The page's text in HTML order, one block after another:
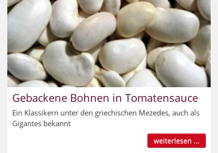
Gebackene Bohnen in Tomatensauce
Ein Klassikern unter den griechischen Mezedes, auch als
Gigantes bekannt
weiterlesen ...